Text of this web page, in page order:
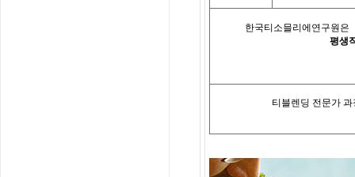
한국티소믈리에연구원은
평생
티블렌딩 전문가 과